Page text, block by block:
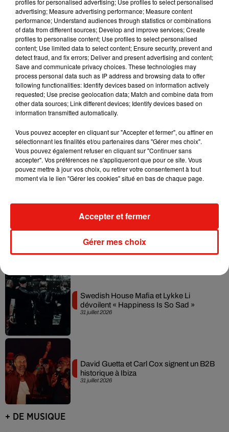
7 août 2026
RÜFÜS DU SOL annonce un nouvel
album après sa tournée mondiale
7 août 2026
Angèle et Amélie Lens dévoilent leur
collaboration tant attendue
6 août 2026
Il y a 10 ans, DJ Snake changeait de
dimension avec son premier...
3 août 2026
leur mixtape créée en...
31 juillet 2026
Swedish House Mafia et Lykke Li
dévoilent « Happiness Is So Sad »
31 juillet 2026
David Guetta et Carl Cox signent un B2B
historique à Ibiza
+ DE MUSIQUE
advertising; Measure advertising performance; Measure content
performance; Understand audiences through statistics or combinations
of data from different sources; Develop and improve services; Create
profiles to personalise content; Use profiles to select personalised
content; Use limited data to select content; Ensure security, prevent and
detect fraud, and fix errors; Deliver and present advertising and content;
Save and communicate privacy choices. These technologies may
process personal data such as IP address and browsing data to offer
following functionalities: Identify devices based on information actively
requested; Use precise geolocation data; Match and combine data from
other data sources; Link different devices; Identify devices based on
information transmitted automatically.
Vous pouvez accepter en cliquant sur "Accepter et fermer", ou affiner en
sélectionnant les finalités et/ou partenaires dans "Gérer mes choix".
Vous pouvez également refuser en cliquant sur "Continuer sans
accepter". Vos préférences ne s'appliqueront que pour ce site. Vous
pouvez mettre à jour vos choix, ou retirer votre consentement à tout
moment via le lien "Gérer les cookies" situé en bas de chaque page.
Gérer mes choix
Accepter et fermer